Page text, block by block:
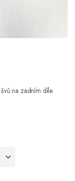
na zadním díle.